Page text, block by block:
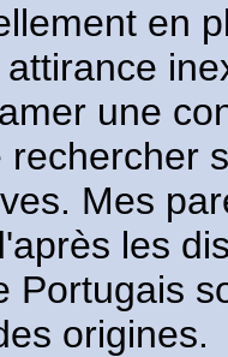
en
une
rechercher
Mes
les
Portugais
origines.